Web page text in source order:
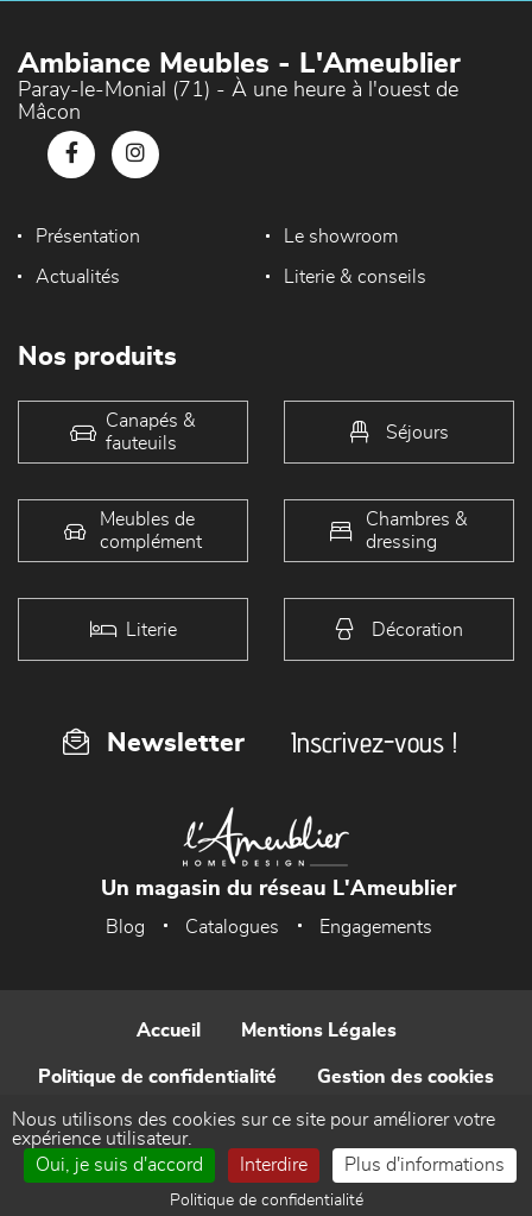
Ambiance Meubles - L'Ameublier
Paray-le-Monial (71) - À une heure à l'ouest de
Mâcon
Présentation Le showroom
Actualités Literie & conseils
Nos produits
Canapés &
fauteuils
Séjours
Meubles de
complément
Chambres &
dressing
Literie Décoration
Newsletter Inscrivez-vous !
Un magasin du réseau L'Ameublier
Blog Catalogues Engagements
Accueil Mentions Légales
Politique de confidentialité Gestion des cookies
Contact
Réalisé par WEB Enseignes
Nous utilisons des cookies sur ce site pour améliorer votre
expérience utilisateur.
Oui, je suis d'accord
Interdire Plus d'informations
Politique de confidentialité